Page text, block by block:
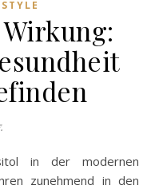
STYLE
zunehmend in den